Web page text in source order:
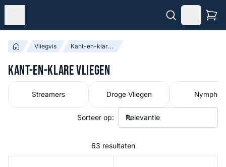
Vliegvis Kant-en-klare Vliegen
Kant-en-klare Vliegen
Streamers Droge Vliegen Nymphen
63 resultaten
Sorteer op: